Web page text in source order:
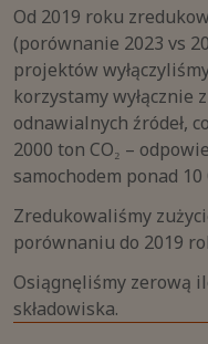
Od 2019 roku
(porównanie 2023 vs
projektów
korzystamy wyłącznie
odnawialnych źródeł,
2000 ton CO₂ –
samochodem ponad 10
Zredukowaliśmy
porównaniu do 2019
Osiągnęliśmy zerową
składowiska.